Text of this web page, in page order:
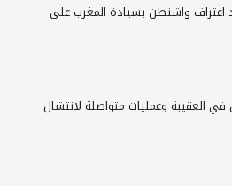
اعتراف واشنطن بسيادة المغرب على
العقيبة وعمليات متواصلة لانتشال